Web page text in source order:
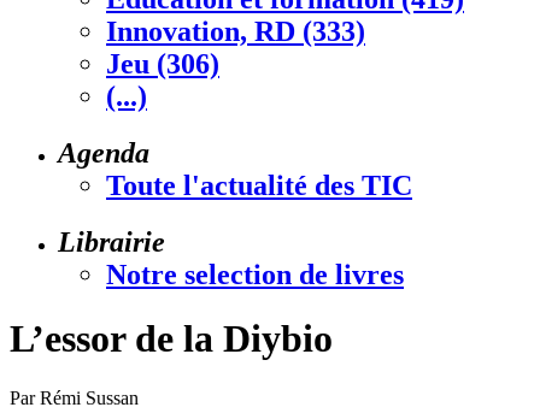
Innovation, RD (333)
Jeu (306)
(...)
Agenda
Toute l'actualité des TIC
Librairie
Notre selection de livres
L’essor de la Diybio
Par Rémi Sussan